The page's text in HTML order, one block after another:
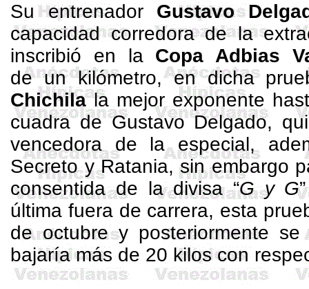
Su entrenador Gustavo
capacidad corredora de la
inscribió en la Copa Adbias
deun kilómetro, en dicha
Chichilala mejor exponente
cuadra de Gustavo Delgado,
vencedora de la especial,
Secreto y Ratania, sin embargo
consentida de la divisa “G y G
última fuera de carrera, esta
de octubre y posteriormente
bajaría más de 20 kilos con